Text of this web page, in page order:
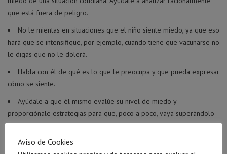
que está fuera de peligro.
No le mientas en situaciones que el niño siente miedo, ya que eso
hará que se intensifique, por ejemplo, cuando tiene que vacunarse no
le digas que no le dolerá.
Habla con él de qué es lo que le preocupa y que pueda expresar
cómo se siente.
Ayúdale a que él mismo evalúe su nivel de miedo y
proporciónale estrategias para que, poco a poco, vaya superándolo
(respirar profundamente, pensar en cosas agradables, recordar por
qué está fuera de peligro, etc.)
Aviso de Cookies